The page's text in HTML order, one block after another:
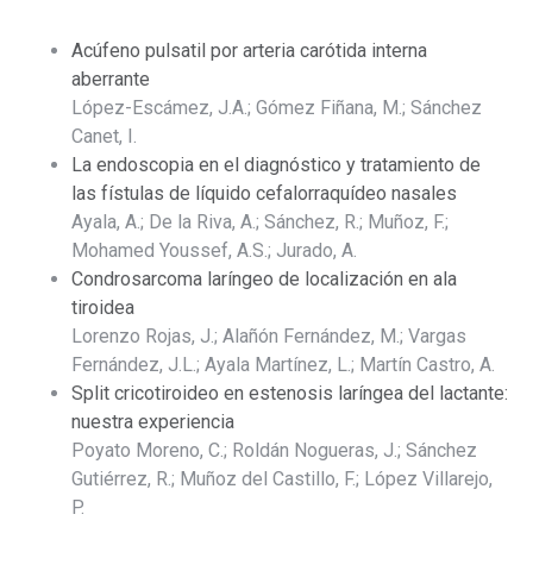
Acúfeno pulsatil por arteria carótida interna
aberrante
López-Escámez, J.A.; Gómez Fiñana, M.; Sánchez
Canet, I.
La endoscopia en el diagnóstico y tratamiento de
las fístulas de líquido cefalorraquídeo nasales
Ayala, A.; De la Riva, A.; Sánchez, R.; Muñoz, F.;
Mohamed Youssef, A.S.; Jurado, A.
Condrosarcoma laríngeo de localización en ala
tiroidea
Lorenzo Rojas, J.; Alañón Fernández, M.; Vargas
Fernández, J.L.; Ayala Martínez, L.; Martín Castro, A.
Split cricotiroideo en estenosis laríngea del lactante:
nuestra experiencia
Poyato Moreno, C.; Roldán Nogueras, J.; Sánchez
Gutiérrez, R.; Muñoz del Castillo, F.; López Villarejo,
P.